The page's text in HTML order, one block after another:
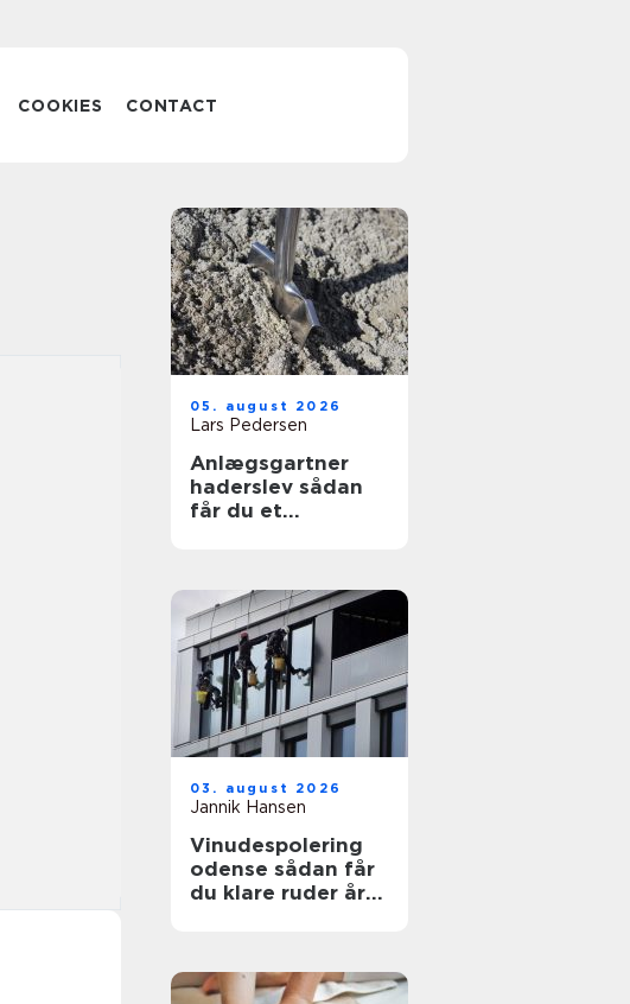
COOKIES CONTACT
05. august 2026
Lars Pedersen
Anlægsgartner
haderslev sådan
får du et
03. august 2026
Jannik Hansen
Vinudespolering
odense sådan får
du klare ruder året